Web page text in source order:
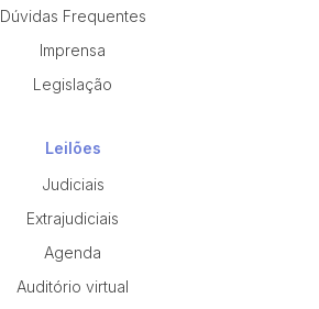
Dúvidas Frequentes
Imprensa
Legislação
Leilões
Judiciais
Extrajudiciais
Agenda
Auditório virtual